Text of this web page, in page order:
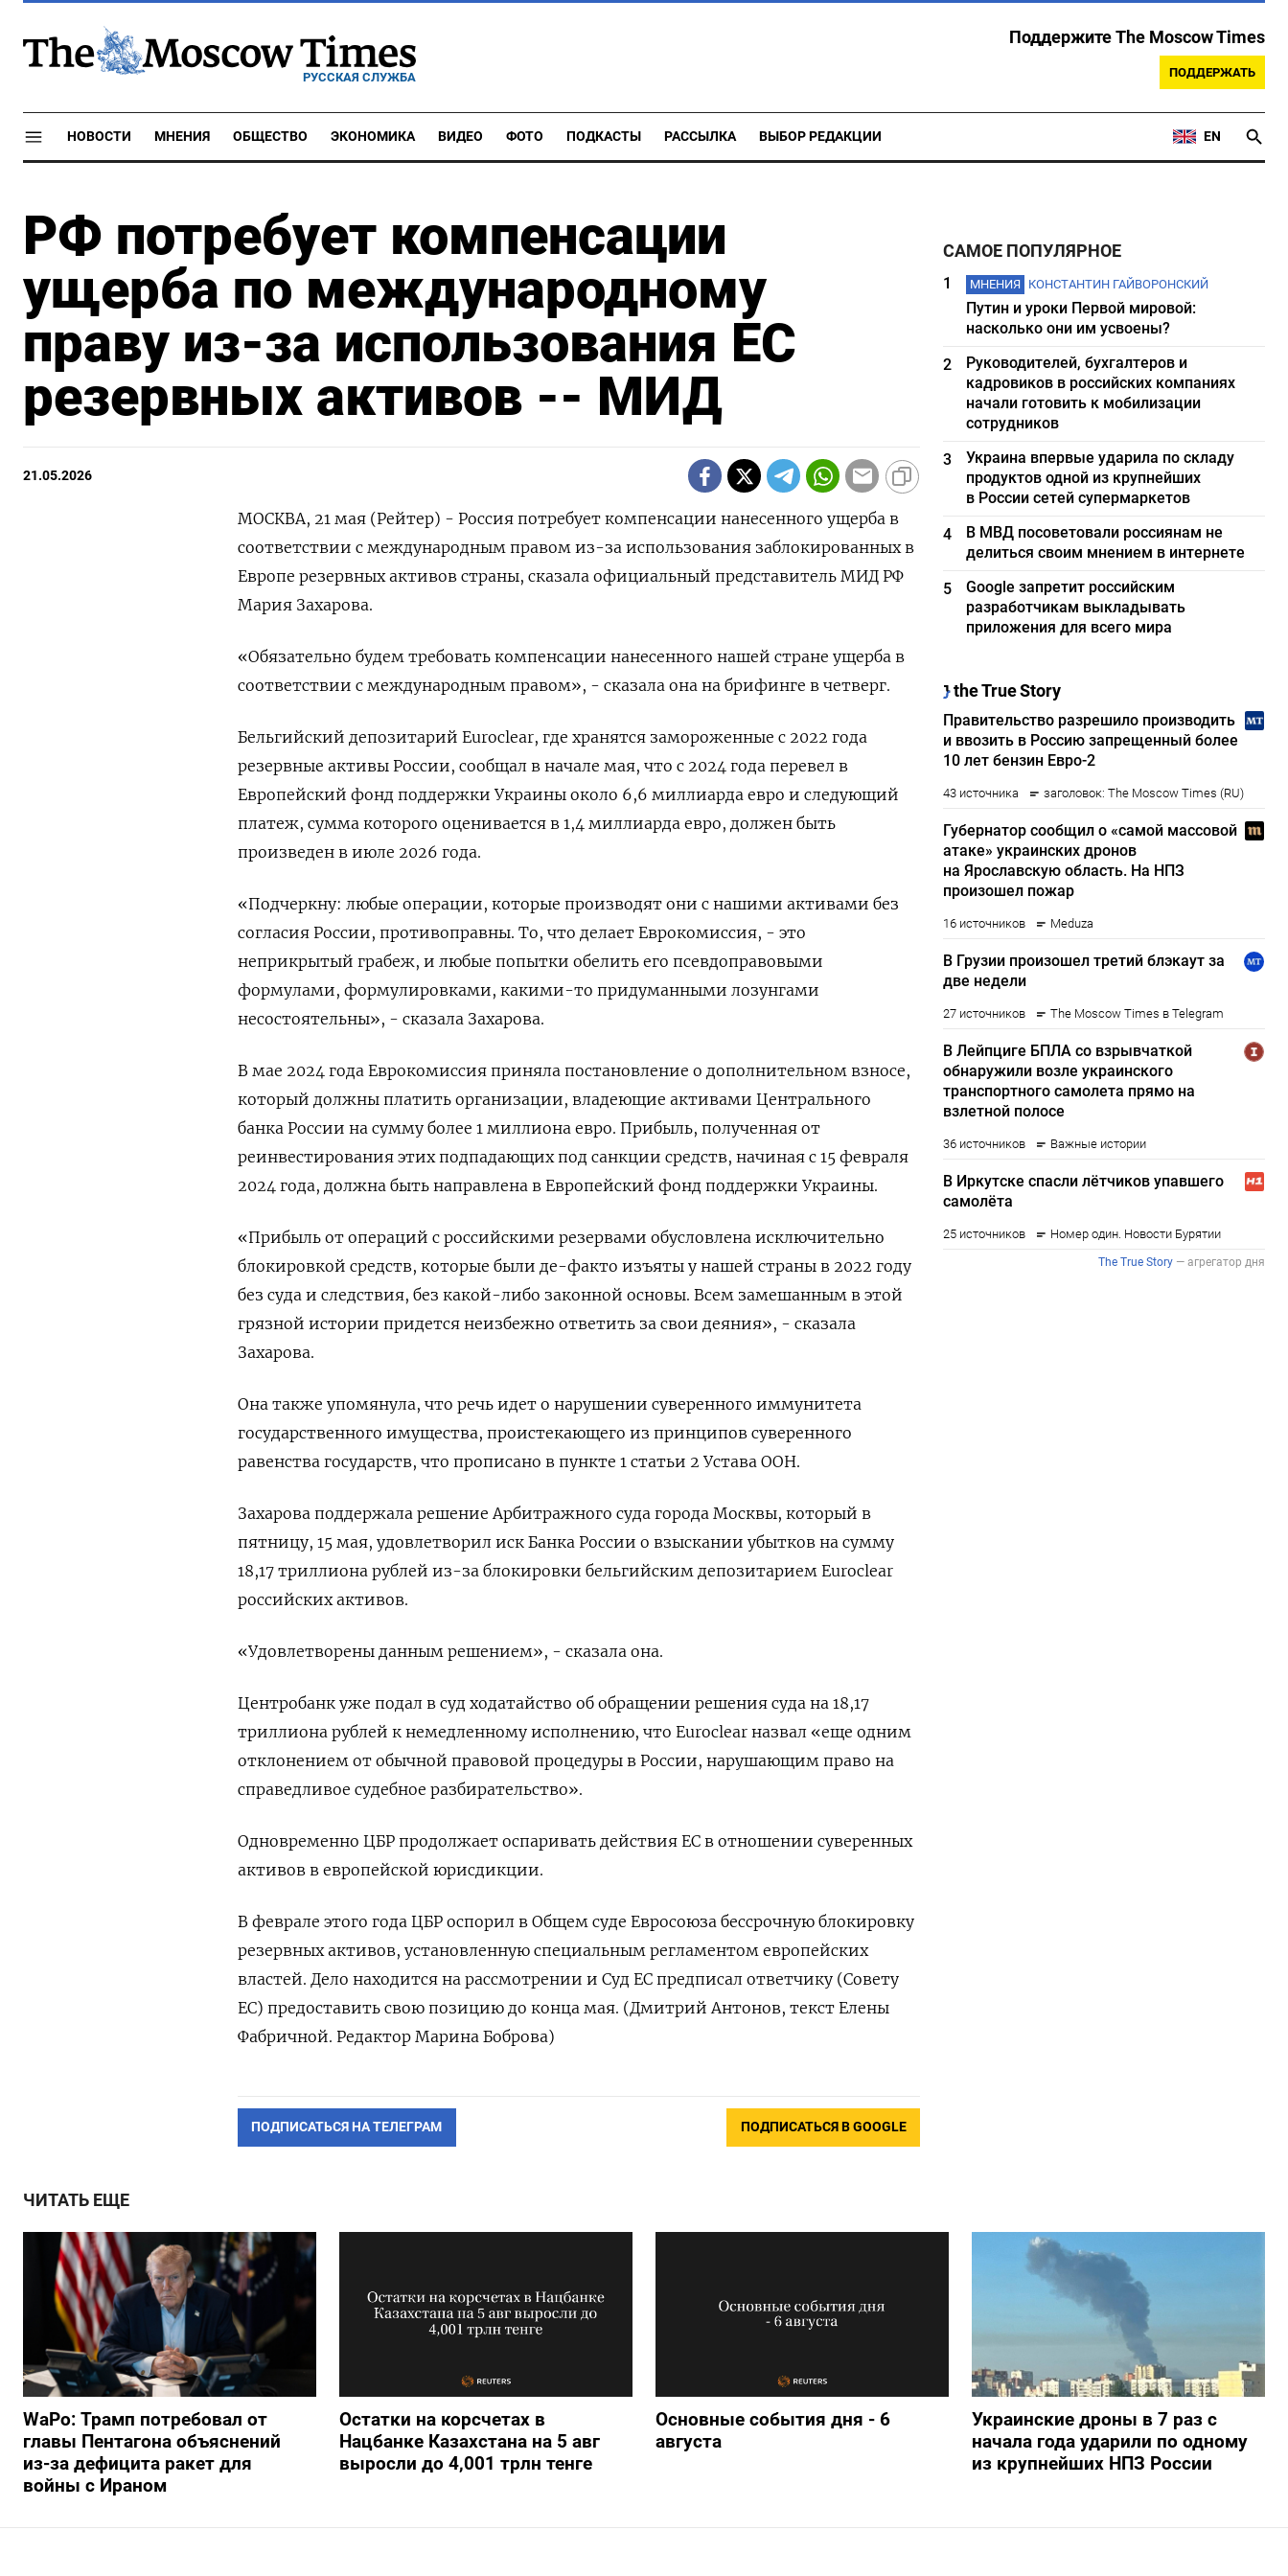
РУССКАЯ СЛУЖБА
Поддержите The Moscow Times
ПОДДЕРЖАТЬ
НОВОСТИ МНЕНИЯ ОБЩЕСТВО ЭКОНОМИКА ВИДЕО ФОТО ПОДКАСТЫ РАССЫЛКА ВЫБОР РЕДАКЦИИ EN
РФ потребует компенсации
ущерба по международному
праву из-за использования ЕС
резервных активов -- МИД
21.05.2026
МОСКВА, 21 мая (Рейтер) - Россия потребует компенсации нанесенного ущерба в
соответствии с международным правом из-за использования заблокированных в
Европе резервных активов страны, сказала официальный представитель МИД РФ
Мария Захарова.
«Обязательно будем требовать компенсации нанесенного нашей стране ущерба ‌в
соответствии с международным правом», - сказала она на брифинге в четверг.
Бельгийский депозитарий Euroclear, где хранятся замороженные с 2022 года
резервные активы России, сообщал в начале мая, что с 2024 года перевел в
Европейский фонд ​поддержки Украины около 6,6 миллиарда евро ​и следующий
платеж, сумма ​которого оценивается в 1,4 ⁠миллиарда евро, должен быть
произведен в июле 2026 года.
«Подчеркну: любые ‌операции, которые производят они с нашими активами без
‌согласия России, противоправны. То, что делает Еврокомиссия, - это
неприкрытый грабеж, и любые попытки обелить его псевдоправовыми
формулами, ​формулировками, какими-то придуманными лозунгами
несостоятельны», - сказала Захарова.
В мае 2024 года Еврокомиссия приняла постановление о дополнительном ‌взносе,
который должны платить организации, владеющие активами Центрального
банка России на сумму более 1 миллиона ​евро. Прибыль, полученная от
реинвестирования этих подпадающих под санкции средств, начиная с 15 февраля
‌2024 года, должна быть направлена в Европейский фонд поддержки Украины.
«Прибыль от операций с российскими резервами обусловлена исключительно
блокировкой средств, которые были де-факто изъяты у нашей страны в 2022 ​году
без суда и ​следствия, без какой-либо законной ‌основы. Всем замешанным в этой
грязной истории придется неизбежно ответить за свои деяния», - сказала
Захарова.
Она ​также упомянула, что речь идет о нарушении суверенного иммунитета
государственного имущества, проистекающего из принципов суверенного
равенства государств, что прописано в пункте 1 статьи 2 Устава ООН.
Захарова поддержала решение Арбитражного суда города Москвы, который в
пятницу, 15 мая, удовлетворил иск Банка России о взыскании убытков на сумму
18,17 триллиона рублей из-за блокировки бельгийским депозитарием Euroclear
российских активов.
«Удовлетворены данным решением», - сказала она.
Центробанк уже подал в суд ходатайство об ​обращении решения суда на 18,17
триллиона ⁠рублей к немедленному исполнению, что Euroclear назвал «еще одним
отклонением от обычной правовой процедуры в России, нарушающим право на
справедливое судебное разбирательство».
Одновременно ЦБР ‌продолжает оспаривать действия ЕС в отношении суверенных
активов в европейской юрисдикции.
В феврале этого года ‌ЦБР оспорил в Общем суде Евросоюза бессрочную блокировку
резервных активов, установленную специальным регламентом европейских
властей. Дело ​находится на рассмотрении и Суд ЕС предписал ответчику (Совету
ЕС) предоставить свою позицию ‌до конца мая. (Дмитрий Антонов, текст Елены
Фабричной. Редактор Марина Боброва)
ПОДПИСАТЬСЯ НА ТЕЛЕГРАМ ПОДПИСАТЬСЯ В GOOGLE
САМОЕ ПОПУЛЯРНОЕ
1 МНЕНИЯ КОНСТАНТИН ГАЙВОРОНСКИЙ
Путин и уроки Первой мировой:
насколько они им усвоены?
2
Руководителей, бухгалтеров и
кадровиков в российских компаниях
начали готовить к мобилизации
сотрудников
3
Украина впервые ударила по складу
продуктов одной из крупнейших
в России сетей супермаркетов
4
В МВД посоветовали россиянам не
делиться своим мнением в интернете
5
Google запретит российским
разработчикам выкладывать
приложения для всего мира
ЧИТАТЬ ЕЩЕ
WaPo: Трамп потребовал от
главы Пентагона объяснений
из-за дефицита ракет для
войны с Ираном
Остатки на корсчетах в
Нацбанке Казахстана на 5 авг
выросли до 4,001 трлн тенге
Основные события дня - 6
августа
Украинские дроны в 7 раз с
начала года ударили по одному
из крупнейших НПЗ России